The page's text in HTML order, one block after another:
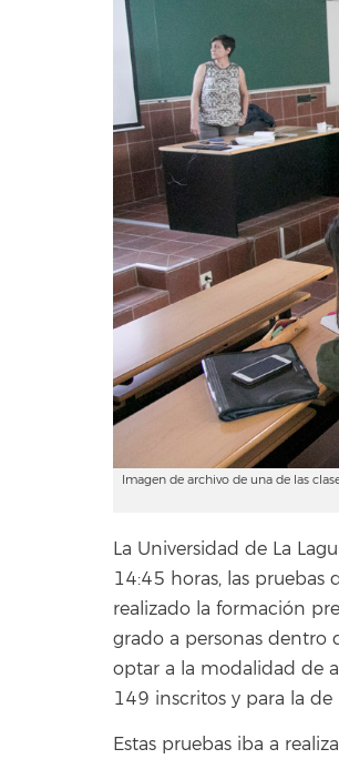
Imagen de archivo de una de las
La Universidad de La
14:45 horas, las pruebas
realizado la formación
grado a personas dentro
optar a la modalidad de
149 inscritos y para la
Estas pruebas iba a